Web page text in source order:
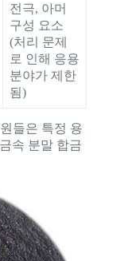
전극, 아머
구성 요소
(처리 문제
로 인해 응용
분야가 제한
됨)
들은 특정 용
속 분말 합금